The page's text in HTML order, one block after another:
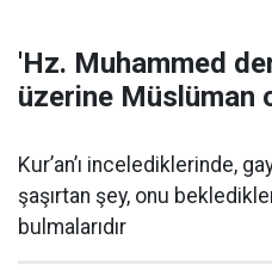
'Hz. Muhammed
üzerine Müslüman
Kur’an’ı incelediklerinde,
şaşırtan şey, onu
bulmalarıdır